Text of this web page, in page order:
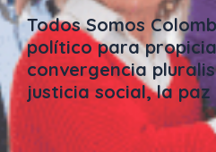
Todos Somos
político para
convergencia
justicia social, la